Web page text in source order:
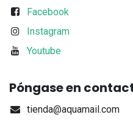
Facebook
Instagram
Youtube
Póngase en
tienda@aquamail.com